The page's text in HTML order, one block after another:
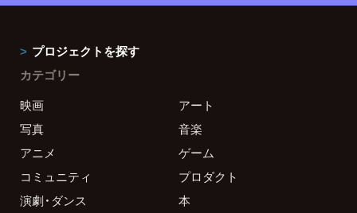
プロジェクトを探す
カテゴリー
映画
アート
写真
音楽
アニメ
ゲーム
コミュニティ
プロダクト
演劇・ダンス
本